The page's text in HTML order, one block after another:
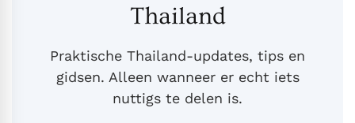
Thailand
Praktische Thailand-updates, tips en
gidsen. Alleen wanneer er echt iets
nuttigs te delen is.